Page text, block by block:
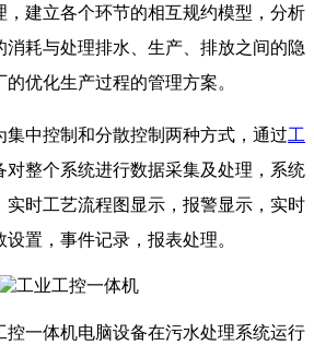
，建立各个环节的相互规约模型，分析
消耗与处理排水、生产、排放之间的隐
优化生产过程的管理方案。
集中控制和分散控制两种方式，通过工
对整个系统进行数据采集及处理，系统
实时工艺流程图显示，报警显示，实时
置，事件记录，报表处理。
控一体机电脑设备在污水处理系统运行